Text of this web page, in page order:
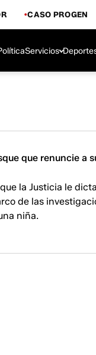
CASO PROGEN
Servicios
que renuncie a
la Justicia le
de las
niña.